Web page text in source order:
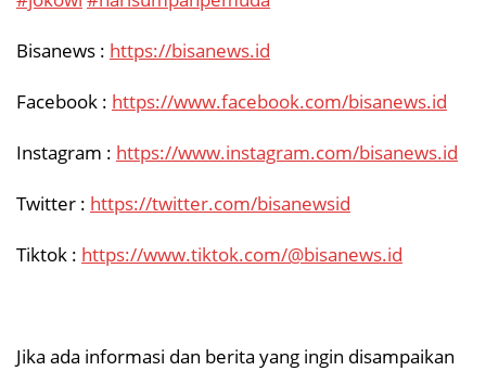
Bisanews : https://bisanews.id
Facebook : https://www.facebook.com/bisanews.id
Instagram : https://www.instagram.com/bisanews.id
Twitter : https://twitter.com/bisanewsid
Tiktok : https://www.tiktok.com/@bisanews.id
Jika ada informasi dan berita yang ingin disampaikan